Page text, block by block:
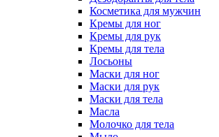
Косметика для мужчин
Кремы для ног
Кремы для рук
Кремы для тела
Лосьоны
Маски для ног
Маски для рук
Маски для тела
Масла
Молочко для тела